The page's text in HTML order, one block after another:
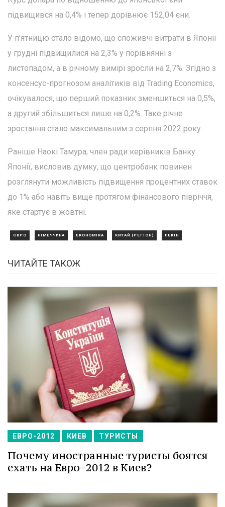
підвищився на 0,4% і тепер дорівнює 152,04 єни.
У п'ятницю стало відомо, що споживчі витрати в Японії
у грудні підвищилися на 2,3% у порівнянні з
листопадом, а в річному вимірі зросли на 2,7%. Згідно з
консенсус-прогнозом аналітиків від Trading Economics,
очікувалося, що перший показник зменшиться на 0,5%,
а другий збільшиться лише на 0,2%. Таке річне
зростання стало максимальним з серпня 2022 року.
Раніше Наокі Тамура, член ради керівників Банку
Японії, висловив думку, що центробанк повинен
розглянути можливість підвищення процентних ставок
до 1% або навіть вище протягом фінансового півріччя,
яке стартує в жовтні.
ЄВРО НІМЕЧЧИНА ЕКОНОМІКА КИТАЙ (РЕГІОН) ПЕКІН
ЧИТАЙТЕ ТАКОЖ
ЕВРО-2012 КИЕВ ТУРИСТЫ
Почему иностранные туристы боятся
ехать на Евро−2012 в Киев?